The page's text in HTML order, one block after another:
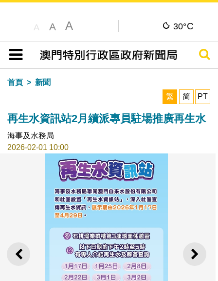
A A A 30°C
目錄
搜尋
首頁
新聞
繁
简 PT
再生水資訊站2月續派專員駐場推廣再生水
海事及水務局
2026-02-01 10:00
上一則 下一